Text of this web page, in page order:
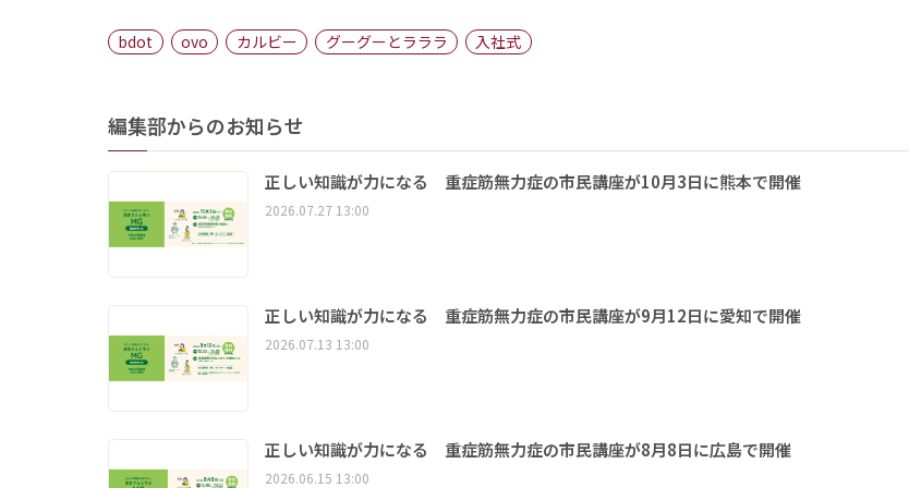
bdot ovo カルビー グーグーとラララ 入社式
編集部からのお知らせ
正しい知識が力になる 重症筋無力症の市民講座が10月3日に熊本で開催
2026.07.27 13:00
正しい知識が力になる 重症筋無力症の市民講座が9月12日に愛知で開催
2026.07.13 13:00
正しい知識が力になる 重症筋無力症の市民講座が8月8日に広島で開催
2026.06.15 13:00